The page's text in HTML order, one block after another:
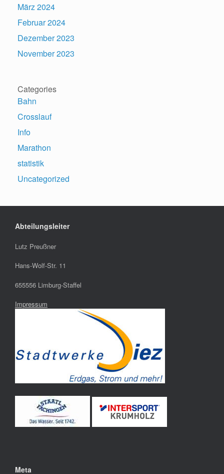
März 2024
Februar 2024
Dezember 2023
November 2023
Categories
Bahn
Crosslauf
Info
Marathon
statistik
Uncategorized
Abteilungsleiter
Lutz Preußner
Hans-Wolf-Str. 11
655556 Limburg-Staffel
Impressum
Meta